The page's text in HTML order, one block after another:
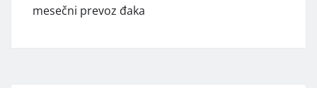
mesečni prevoz đaka